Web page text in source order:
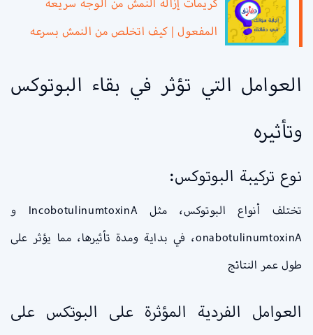
المفعول | كيف اتخلص من النمش بسرعه
العوامل التي تؤثر في بقاء البوتوكس
وتأثيره
نوع تركيبة البوتوكس:
تختلف أنواع البوتوكس، مثل IncobotulinumtoxinA و
onabotulinumtoxinA، في بداية ومدة تأثيرها، مما يؤثر على
طول عمر النتائج
العوامل الفردية المؤثرة على البوتكس على